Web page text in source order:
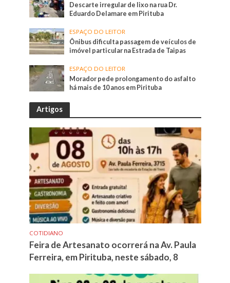
Descarte irregular de lixo na rua Dr.
Eduardo Delamare em Pirituba
ESPAÇO DO LEITOR
Ônibus dificulta passagem de veículos de
imóvel particular na Estrada de Taipas
ESPAÇO DO LEITOR
Morador pede prolongamento do asfalto
há mais de 10 anos em Pirituba
Artigos
COTIDIANO
Feira de Artesanato ocorrerá na Av. Paula
Ferreira, em Pirituba, neste sábado, 8